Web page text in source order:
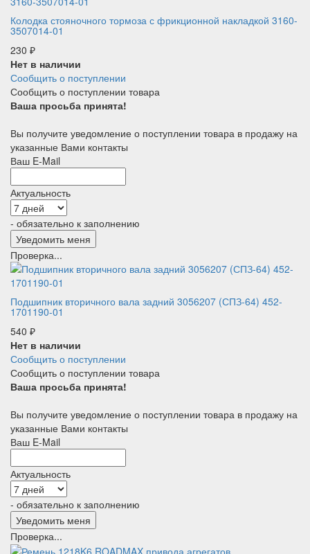
Колодка стояночного тормоза с фрикционной накладкой 3160-
3507014-01
230 ₽
Нет в наличии
Сообщить о поступлении
Сообщить о поступлении товара
Ваша просьба принята!
Вы получите уведомление о поступлении товара в продажу на
указанные Вами контакты
Ваш E-Mail
Актуальность
- обязательно к заполнению
Проверка...
Подшипник вторичного вала задний 3056207 (СПЗ-64) 452-
1701190-01
540 ₽
Нет в наличии
Сообщить о поступлении
Сообщить о поступлении товара
Ваша просьба принята!
Вы получите уведомление о поступлении товара в продажу на
указанные Вами контакты
Ваш E-Mail
Актуальность
- обязательно к заполнению
Проверка...